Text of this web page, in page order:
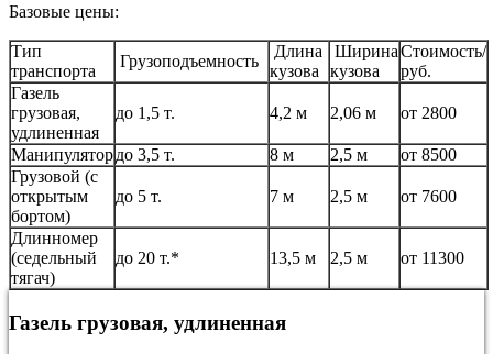
Базовые цены:
Тип
транспорта
Грузоподъемность
Длина
кузова
Ширина
кузова
Стоимость/
руб.
Газель
грузовая,
удлиненная
до 1,5 т. 4,2 м 2,06 м от 2800
Манипулятордо 3,5 т. 8 м 2,5 м
от 8500
Грузовой (с
открытым
бортом)
до 5 т. 7 м 2,5 м от 7600
Длинномер
(седельный
тягач)
до 20 т.* 13,5 м 2,5 м от 11300
Газель грузовая, удлиненная